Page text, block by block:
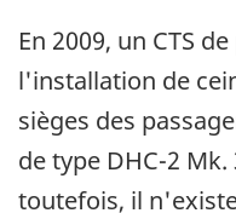
En 2009, un CTS
l'installation de
sièges des
de type DHC-2
toutefois, il